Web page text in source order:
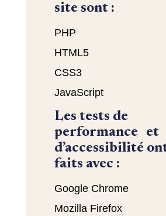
site sont :
PHP
HTML5
CSS3
JavaScript
Les tests de
performance et
d’accessibilité
faits avec :
Google Chrome
Mozilla Firefox